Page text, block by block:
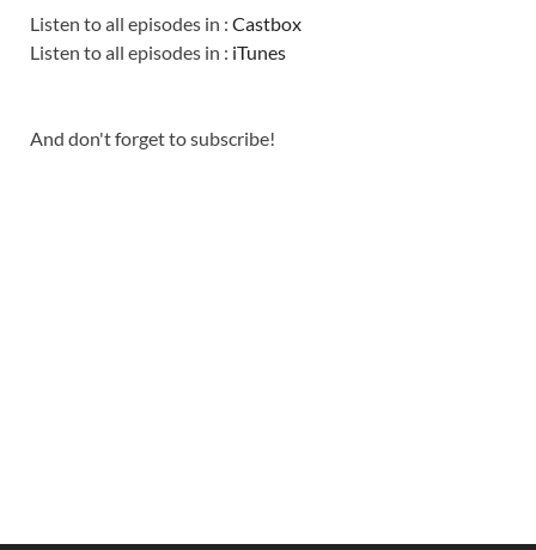
Listen to all episodes in : Castbox
Listen to all episodes in : iTunes
And don't forget to subscribe!